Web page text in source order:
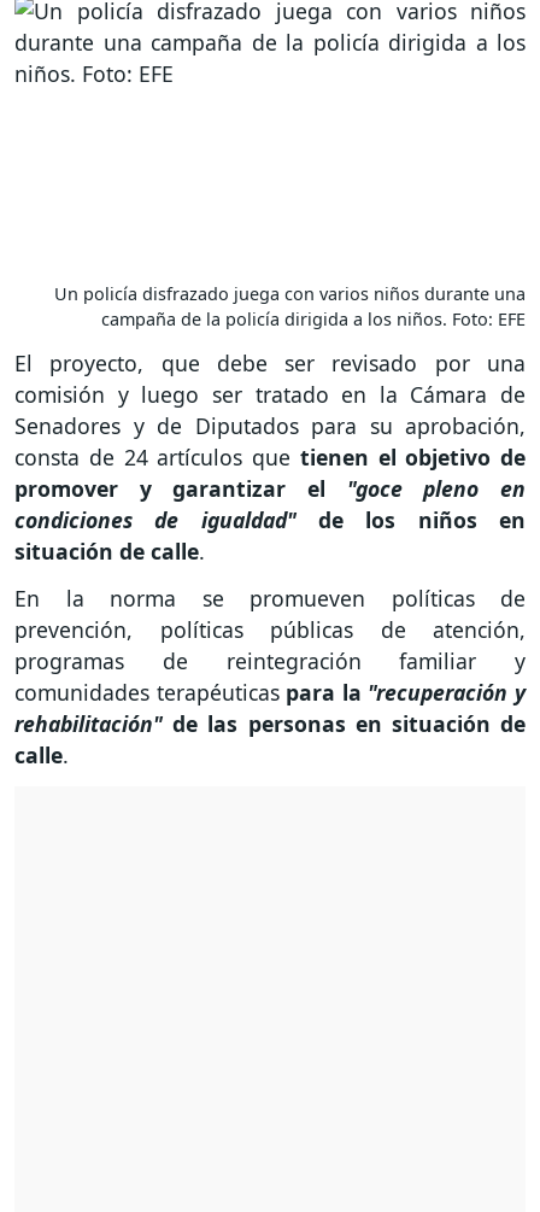
Un policía disfrazado juega con varios niños durante una
campaña de la policía dirigida a los niños. Foto: EFE
El proyecto, que debe ser revisado por una
comisión y luego ser tratado en la Cámara de
Senadores y de Diputados para su aprobación,
consta de 24 artículos que tienen el objetivo de
promover y garantizar el "goce pleno en
condiciones de igualdad" de los niños en
situación de calle.
En la norma se promueven políticas de
prevención, políticas públicas de atención,
programas de reintegración familiar y
comunidades terapéuticaspara la "recuperación y
rehabilitación" de las personas en situación de
calle.